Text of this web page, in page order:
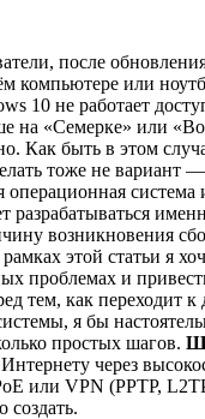
после
компьютере или
10 не работает
на «Семерке» или
Как быть в этом
тоже не вариант
операционная система
разрабатываться
возникновения
этой статьи я
проблемах и
тем, как переходит к
я бы
простых шагов.
через
или VPN (PPTP,
создать.